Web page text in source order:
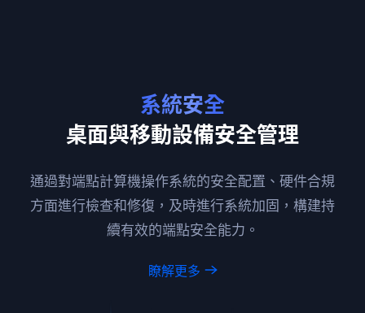
系統安全
桌面與移動設備安全管理
通過對端點計算機操作系統的安全配置、硬件合規
方面進行檢查和修復，及時進行系統加固，構建持
續有效的端點安全能力。
瞭解更多